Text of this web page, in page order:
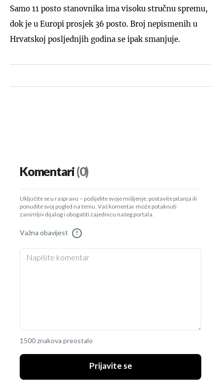
Samo 11 posto stanovnika ima visoku stručnu spremu,
dok je u Europi prosjek 36 posto. Broj nepismenih u
Hrvatskoj posljednjih godina se ipak smanjuje.
Komentari(0)
Uključite se u raspravu – podijelite svoje mišljenje, postavite pitanja ili
ponudite svoj pogled na temu. Vaš komentar može potaknuti
zanimljiv dijalog i obogatiti zajednicu našeg portala.
Važna obavijest !
1500 znakova preostalo
Prijavite se